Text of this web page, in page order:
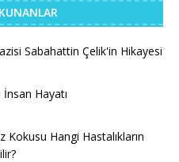
Sabahattin Çelik'in Hikayesi
Hayatı
Kokusu Hangi Hastalıkların